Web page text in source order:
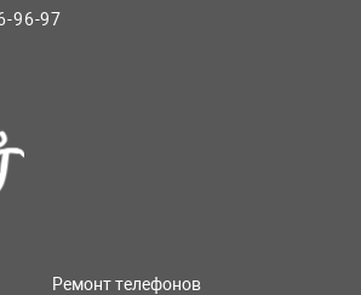
96-97
Ремонт телефонов